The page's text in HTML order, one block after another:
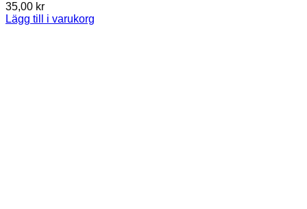
35,00 kr
Lägg till i varukorg